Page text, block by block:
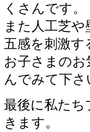
くさんです。
また人工芝
五感を刺激
お子さまの
んでみて下さ
最後に私た
きます。